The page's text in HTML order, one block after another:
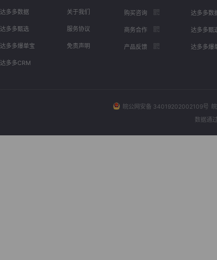
达多多数据
达多多甄选
达多多爆单宝
达多多CRM
关于我们
服务协议
免责声明
购买咨询
商务合作
产品反馈
达多多数
达多多甄
达多多爆
皖公网安备 34019202002109号
数据通